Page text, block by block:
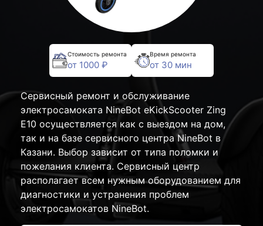
Стоимость ремонта
от 1000 ₽
Время ремонта
от 30 мин
Сервисный ремонт и обслуживание
электросамоката NineBot eKickScooter Zing
E10 осуществляется как с выездом на дом,
так и на базе сервисного центра NineBot в
Казани. Выбор зависит от типа поломки и
пожелания клиента. Сервисный центр
располагает всем нужным оборудованием для
диагностики и устранения проблем
электросамокатов NineBot.